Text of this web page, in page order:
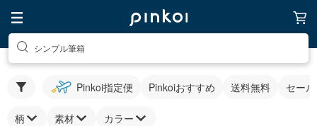
シンプル筆箱
Pinkoi指定便 Pinkoiおすすめ 送料無料 セー
柄 素材 カラー